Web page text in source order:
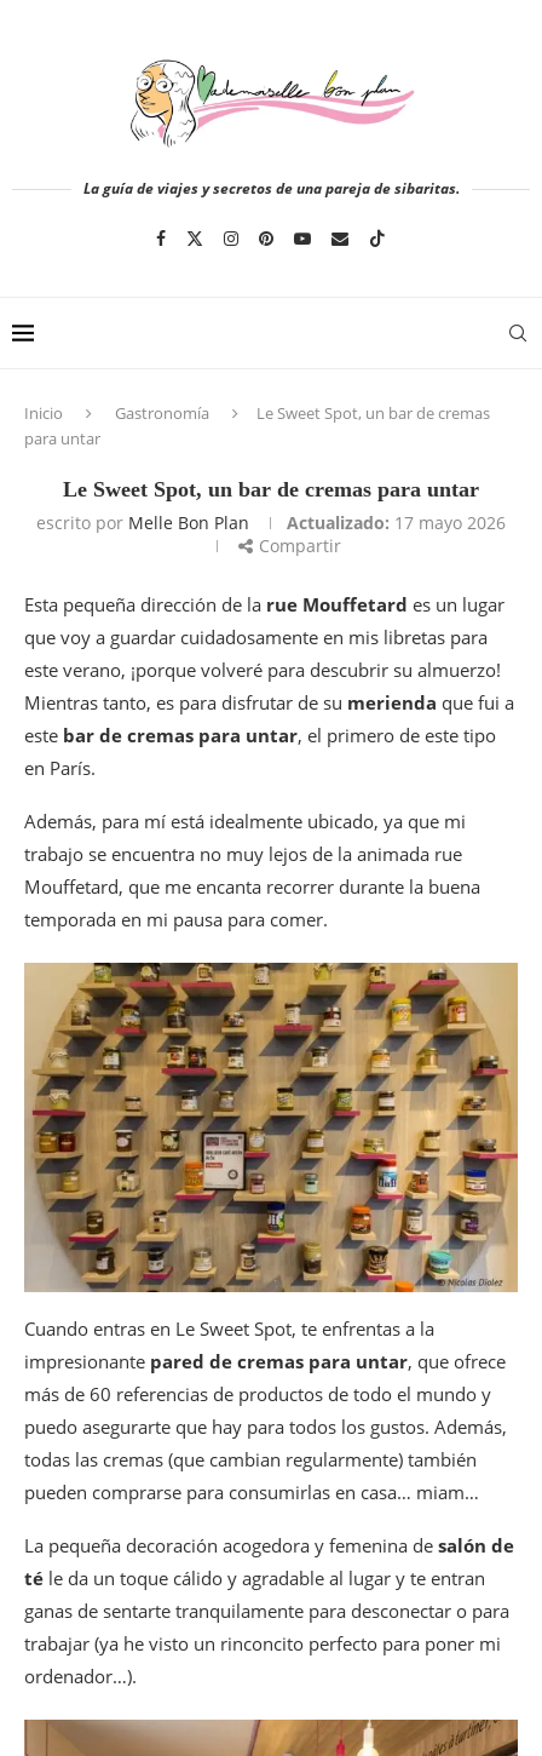
La guía de viajes y secretos de una pareja de sibaritas.
Inicio Gastronomía
Le Sweet Spot, un bar de cremas
para untar
Le Sweet Spot, un bar de cremas para untar
escrito por Melle Bon Plan Actualizado: 17 mayo 2026
Compartir
Esta pequeña dirección de la rue Mouffetard es un lugar
que voy a guardar cuidadosamente en mis libretas para
este verano, ¡porque volveré para descubrir su almuerzo!
Mientras tanto, es para disfrutar de su merienda que fui a
este bar de cremas para untar, el primero de este tipo
en París.
Además, para mí está idealmente ubicado, ya que mi
trabajo se encuentra no muy lejos de la animada rue
Mouffetard, que me encanta recorrer durante la buena
temporada en mi pausa para comer.
Cuando entras en Le Sweet Spot, te enfrentas a la
impresionante pared de cremas para untar, que ofrece
más de 60 referencias de productos de todo el mundo y
puedo asegurarte que hay para todos los gustos. Además,
todas las cremas (que cambian regularmente) también
pueden comprarse para consumirlas en casa… miam…
La pequeña decoración acogedora y femenina de salón de
té le da un toque cálido y agradable al lugar y te entran
ganas de sentarte tranquilamente para desconectar o para
trabajar (ya he visto un rinconcito perfecto para poner mi
ordenador…).